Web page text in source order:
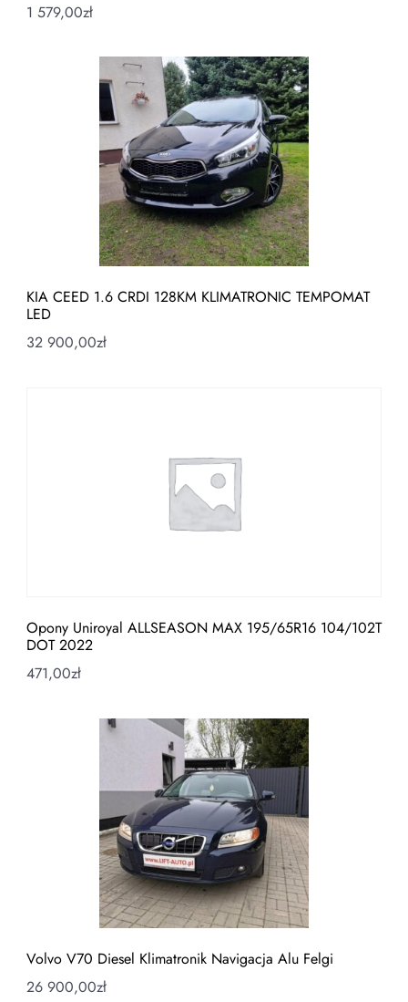
1 579,00zł
KIA CEED 1.6 CRDI 128KM KLIMATRONIC TEMPOMAT
LED
32 900,00zł
Opony Uniroyal ALLSEASON MAX 195/65R16 104/102T
DOT 2022
471,00zł
Volvo V70 Diesel Klimatronik Navigacja Alu Felgi
26 900,00zł